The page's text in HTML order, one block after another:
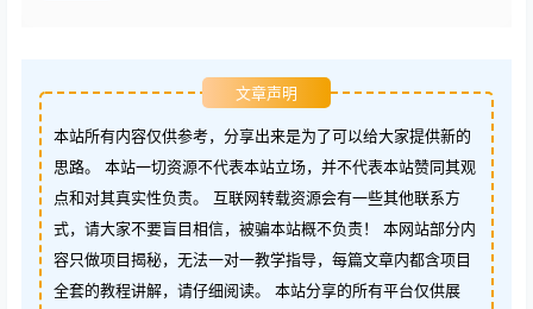
文章声明
本站所有内容仅供参考，分享出来是为了可以给大家提供新的
思路。 本站一切资源不代表本站立场，并不代表本站赞同其观
点和对其真实性负责。 互联网转载资源会有一些其他联系方
式，请大家不要盲目相信，被骗本站概不负责！ 本网站部分内
容只做项目揭秘，无法一对一教学指导，每篇文章内都含项目
全套的教程讲解，请仔细阅读。 本站分享的所有平台仅供展